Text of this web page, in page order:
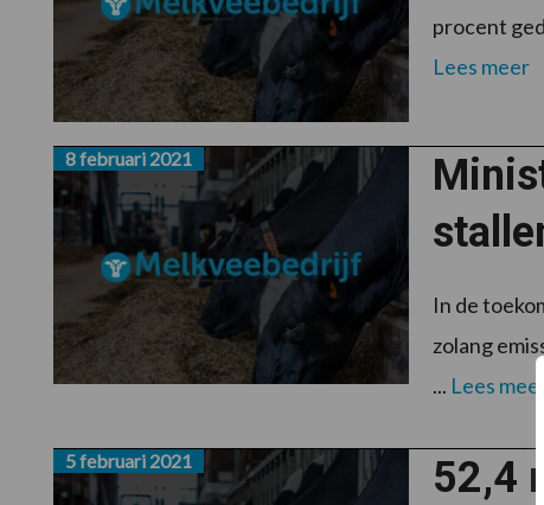
procent
Lees meer
8 februari 2021
In de
zolang
... Lees meer
52,4
5 februari 2021